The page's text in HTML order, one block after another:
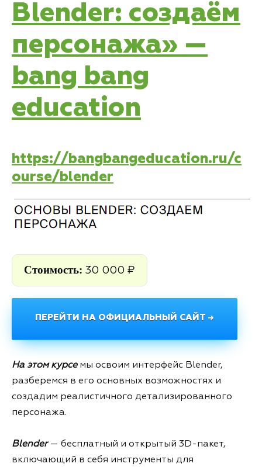
Blender: создаём
персонажа» —
bang bang
education
https://bangbangeducation.ru/c
ourse/blender
Стоимость: 30 000 ₽
ПЕРЕЙТИ НА ОФИЦИАЛЬНЫЙ САЙТ →
На этом курсемы освоим интерфейс Blender,
разберемся в его основных возможностях и
создадим реалистичного детализированного
персонажа.
Blender— бесплатный и открытый 3D-пакет,
включающий в себя инструменты для